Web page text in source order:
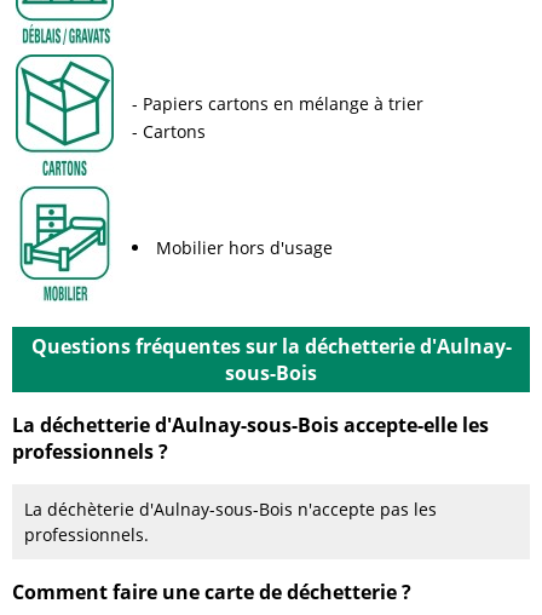
Papiers cartons en mélange à trier
Cartons
Mobilier hors d'usage
Questions fréquentes sur la déchetterie d'Aulnay-
sous-Bois
La déchetterie d'Aulnay-sous-Bois accepte-elle les
professionnels ?
La déchèterie d'Aulnay-sous-Bois n'accepte pas les
professionnels.
Comment faire une carte de déchetterie ?